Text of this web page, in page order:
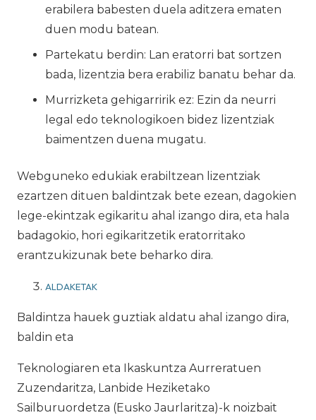
erabilera babesten duela aditzera ematen
duen modu batean.
Partekatu berdin: Lan eratorri bat sortzen
bada, lizentzia bera erabiliz banatu behar da.
Murrizketa gehigarririk ez: Ezin da neurri
legal edo teknologikoen bidez lizentziak
baimentzen duena mugatu.
Webguneko edukiak erabiltzean lizentziak
ezartzen dituen baldintzak bete ezean, dagokien
lege-ekintzak egikaritu ahal izango dira, eta hala
badagokio, hori egikaritzetik eratorritako
erantzukizunak bete beharko dira.
ALDAKETAK
Baldintza hauek guztiak aldatu ahal izango dira,
baldin eta
Teknologiaren eta Ikaskuntza Aurreratuen
Zuzendaritza, Lanbide Heziketako
Sailburuordetza (Eusko Jaurlaritza)-k noizbait